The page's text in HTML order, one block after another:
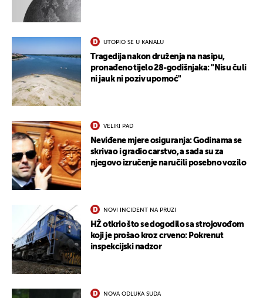
UTOPIO SE U KANALU
Tragedija nakon druženja na nasipu,
pronađeno tijelo 28-godišnjaka: "Nisu čuli
ni jauk ni poziv upomoć"
VELIKI PAD
Neviđene mjere osiguranja: Godinama se
skrivao i gradio carstvo, a sada su za
njegovo izručenje naručili posebno vozilo
NOVI INCIDENT NA PRUZI
HŽ otkrio što se dogodilo sa strojovođom
koji je prošao kroz crveno: Pokrenut
inspekcijski nadzor
NOVA ODLUKA SUDA
UKLJUČITE NOTIFIKACIJE